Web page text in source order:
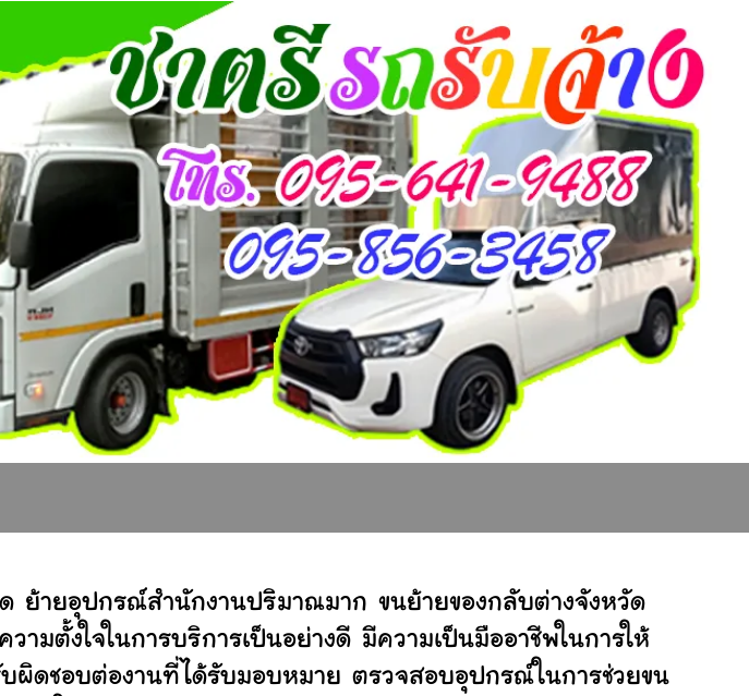
ย้ายอุปกรณ์สำนักงานปริมาณมาก ขนย้ายของกลับต่างจังหวัด
มตั้งใจในการบริการเป็นอย่างดี มีความเป็นมืออาชีพในการให้
ผิดชอบต่องานที่ได้รับมอบหมาย ตรวจสอบอุปกรณ์ในการช่วยขน